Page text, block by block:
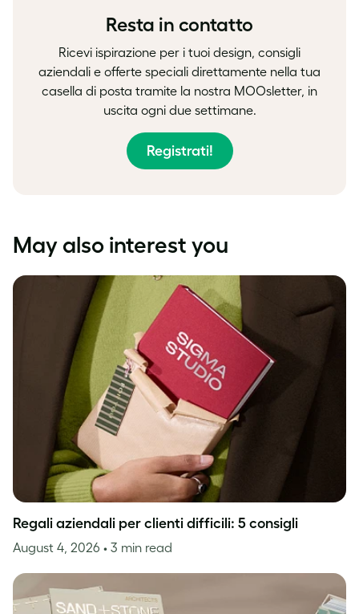
Resta in contatto
Ricevi ispirazione per i tuoi design, consigli
aziendali e offerte speciali direttamente nella tua
casella di posta tramite la nostra MOOsletter, in
uscita ogni due settimane.
Registrati!
May also interest you
Regali aziendali per clienti difficili: 5 consigli
August 4, 2026 • 3 min read